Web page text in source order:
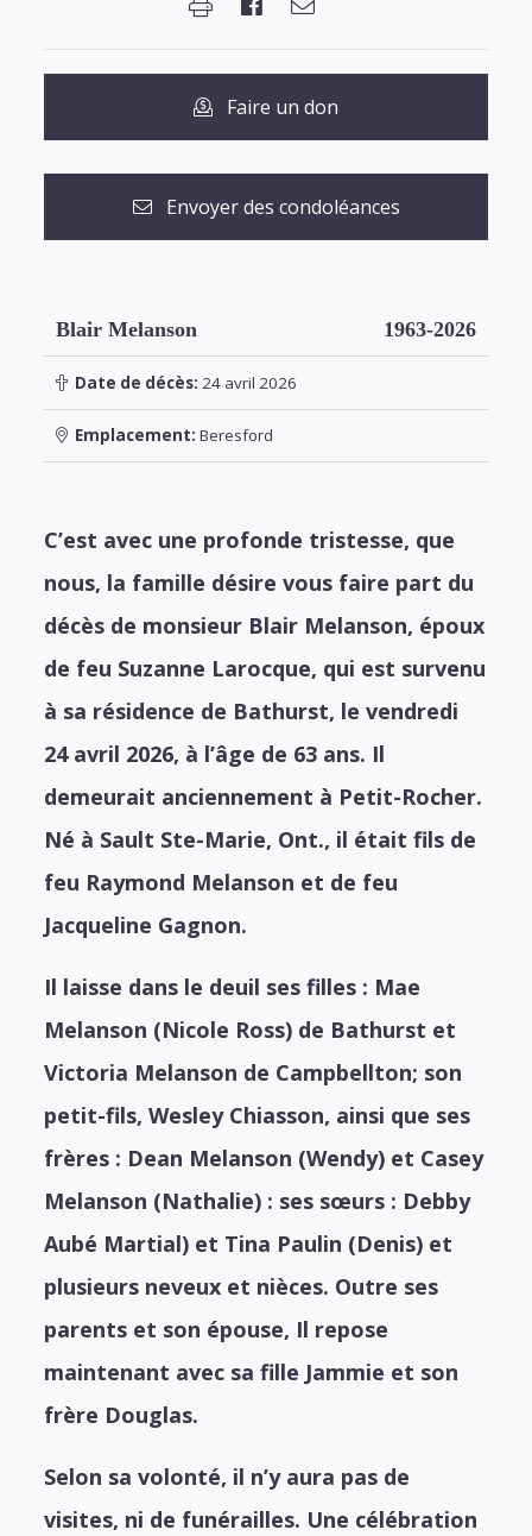
Faire un don
Envoyer des condoléances
Blair Melanson 1963-2026
Date de décès: 24 avril 2026
Emplacement: Beresford
C’est avec une profonde tristesse, que
nous, la famille désire vous faire part du
décès de monsieur Blair Melanson, époux
de feu Suzanne Larocque, qui est survenu
à sa résidence de Bathurst, le vendredi
24 avril 2026, à l’âge de 63 ans. Il
demeurait anciennement à Petit-Rocher.
Né à Sault Ste-Marie, Ont., il était fils de
feu Raymond Melanson et de feu
Jacqueline Gagnon.
Il laisse dans le deuil ses filles : Mae
Melanson (Nicole Ross) de Bathurst et
Victoria Melanson de Campbellton; son
petit-fils, Wesley Chiasson, ainsi que ses
frères : Dean Melanson (Wendy) et Casey
Melanson (Nathalie) : ses sœurs : Debby
Aubé Martial) et Tina Paulin (Denis) et
plusieurs neveux et nièces. Outre ses
parents et son épouse, Il repose
maintenant avec sa fille Jammie et son
frère Douglas.
Selon sa volonté, il n’y aura pas de
visites, ni de funérailles. Une célébration